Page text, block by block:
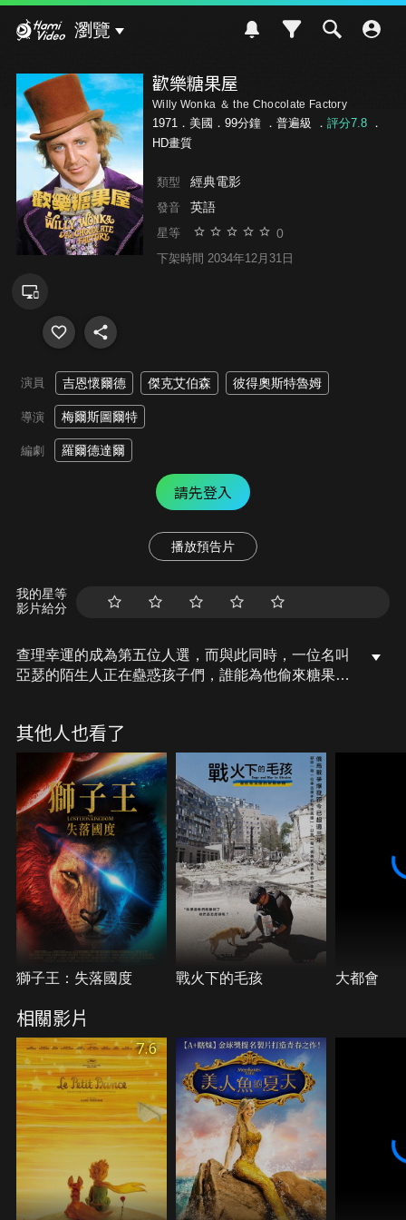
瀏覽
歡樂糖果屋
Willy Wonka ＆ the Chocolate Factory
1971．美國．99分鐘 ． 普遍級 ． 評分7.8．
HD畫質
類型 經典電影
發音 英語
星等 0
下架時間 2034年12月31日
演員 吉恩懷爾德 傑克艾伯森 彼得奧斯特魯姆
導演 梅爾斯圖爾特
編劇 羅爾德達爾
請先登入
播放預告片
我的星等
影片給分
查理幸運的成為第五位人選，而與此同時，一位名叫
亞瑟的陌生人正在蠱惑孩子們，誰能為他偷來糖果，
的誘惑，孩子們接二連三的不見了，最後只剩下查理
和爺爺，而心懷不滿的旺卡告訴祖孫倆，他們未經允
許就喝了一種禁止喝的飲料……
其他人也看了
獅子王：失落國度 戰火下的毛孩 大都會
相關影片
7.6